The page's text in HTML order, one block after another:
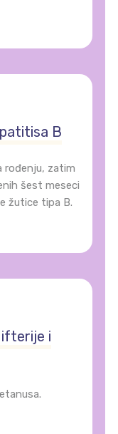
B
rođenju, zatim
šest meseci
žutice tipa B.
i